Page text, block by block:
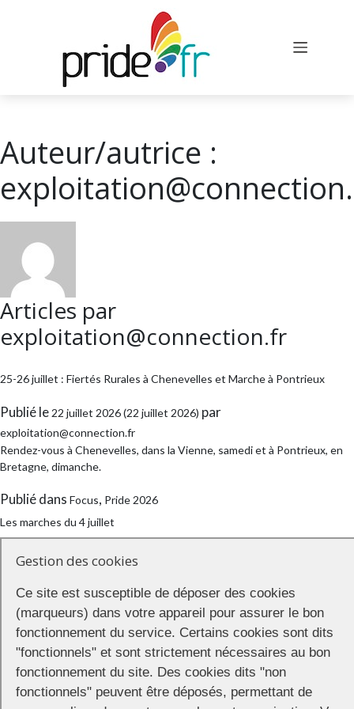
Auteur/autrice :
Articles par
exploitation@connection.fr
25-26 juillet : Fiertés Rurales à Chenevelles et Marche à Pontrieux
Publié le 22 juillet 2026(22 juillet 2026) par
exploitation@connection.fr
Rendez-vous à Chenevelles, dans la Vienne, samedi et à Pontrieux, en
Bretagne, dimanche.
Publié dans Focus, Pride 2026
Les marches du 4 juillet
Publié le1 juillet 2026(1 juillet 2026)
Quimper et Roanne
Publié dans Focus ,
Les Prides du 13 juin
Publié le10 juin 2026(12 juin 2026) parexploitation@connection.fr
Ajaccio, Alès, Arras, Auxerre, Béziers, Biarritz, Caen, Compiègne, Dijon,
Gestion des cookies
Ce site est susceptible de déposer des cookies
(marqueurs) dans votre appareil pour assurer le bon
fonctionnement du service. Certains cookies sont dits
"fonctionnels" et sont strictement nécessaires au bon
fonctionnement du site. Des cookies dits "non
fonctionnels" peuvent être déposés, permettant de